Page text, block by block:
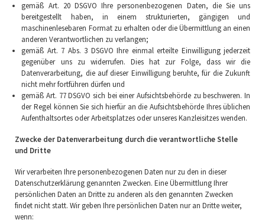
gemäß Art. 20 DSGVO Ihre personenbezogenen Daten, die Sie uns
bereitgestellt haben, in einem strukturierten, gängigen und
maschinenlesebaren Format zu erhalten oder die Übermittlung an einen
anderen Verantwortlichen zu verlangen;
gemäß Art. 7 Abs. 3 DSGVO Ihre einmal erteilte Einwilligung jederzeit
gegenüber uns zu widerrufen. Dies hat zur Folge, dass wir die
Datenverarbeitung, die auf dieser Einwilligung beruhte, für die Zukunft
nicht mehr fortführen dürfen und
gemäß Art. 77 DSGVO sich bei einer Aufsichtsbehörde zu beschweren. In
der Regel können Sie sich hierfür an die Aufsichtsbehörde Ihres üblichen
Aufenthaltsortes oder Arbeitsplatzes oder unseres Kanzleisitzes wenden.
Zwecke der Datenverarbeitung durch die verantwortliche Stelle
und Dritte
Wir verarbeiten Ihre personenbezogenen Daten nur zu den in dieser
Datenschutzerklärung genannten Zwecken. Eine Übermittlung Ihrer
persönlichen Daten an Dritte zu anderen als den genannten Zwecken
findet nicht statt. Wir geben Ihre persönlichen Daten nur an Dritte weiter,
wenn: